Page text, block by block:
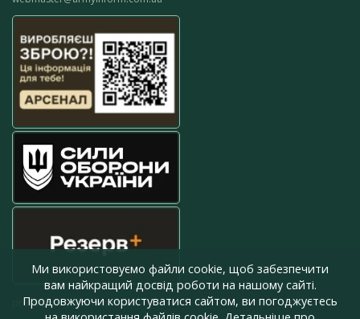
press@armyinform.com.ua
Ми використовуємо файли cookie, щоб забезпечити
вам найкращий досвід роботи на нашому сайті.
Продовжуючи користуватися сайтом, ви погоджуєтесь